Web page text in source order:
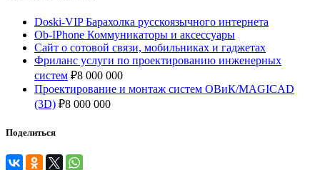
Doski-VIP Барахолка русскоязычного интернета
Ob-IPhone Коммуникаторы и аксессуары
Сайт о сотовой связи, мобильниках и гаджетах
Фриланс услуги по проектированию инженерных
систем ₽8 000 000
Проектирование и монтаж систем ОВиК/MAGICAD
(3D) ₽8 000 000
Поделиться